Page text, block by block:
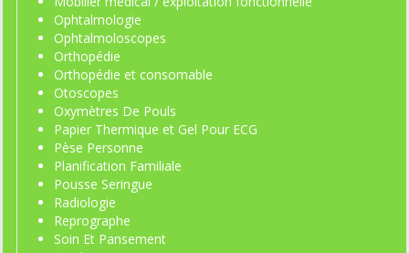
Ophtalmologie
Ophtalmoloscopes
Orthopédie
Orthopédie et consomable
Otoscopes
Oxymètres De Pouls
Papier Thermique et Gel Pour ECG
Pèse Personne
Planification Familiale
Pousse Seringue
Radiologie
Reprographe
Soin Et Pansement